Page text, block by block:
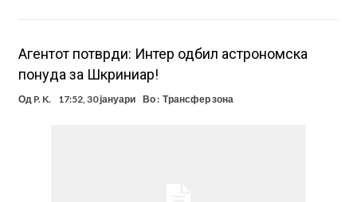
Агентот потврди: Интер одбил астрономска
понуда за Шкриниар!
Од P. K. 17:52, 30 јануари Во : Трансфер зона